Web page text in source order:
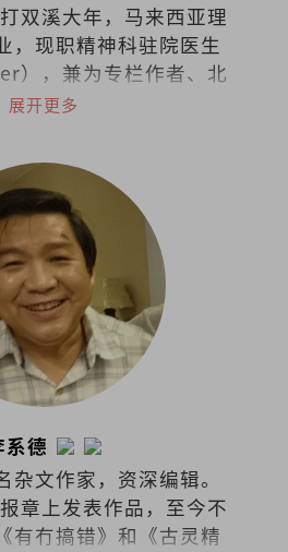
双溪大年，马来西亚理
，现职精神科驻院医生
），兼为专栏作者、北
任《马华文学》执行编
新秀文学奖、香港青年
说《弃医者》入选《亚
“全球华人十大小
展开更多
系德
杂文作家，资深编辑。
章上发表作品，至今不
有冇搞错》和《古灵精